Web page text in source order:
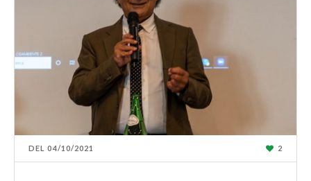
DEL04/10/2021 2